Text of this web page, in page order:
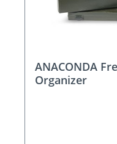
ANACONDA
Organizer